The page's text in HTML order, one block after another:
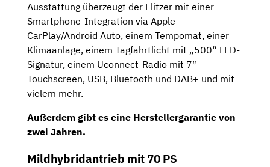
Ausstattung überzeugt der Flitzer mit einer
Smartphone-Integration via Apple
CarPlay/Android Auto, einem Tempomat, einer
Klimaanlage, einem Tagfahrtlicht mit „500“ LED-
Signatur, einem Uconnect-Radio mit 7″-
Touchscreen, USB, Bluetooth und DAB+ und mit
vielem mehr.
Außerdem gibt es eine Herstellergarantie von
zwei Jahren.
Mildhybridantrieb mit 70 PS